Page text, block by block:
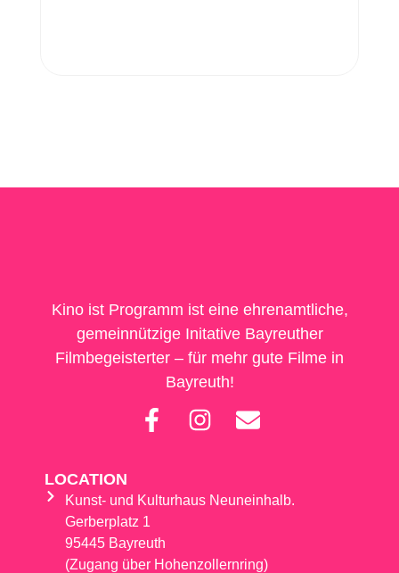
Kino ist Programm ist eine ehrenamtliche,
gemeinnützige Initative Bayreuther
Filmbegeisterter – für mehr gute Filme in
Bayreuth!
LOCATION
Kunst- und Kulturhaus Neuneinhalb.
Gerberplatz 1
95445 Bayreuth
(Zugang über Hohenzollernring)